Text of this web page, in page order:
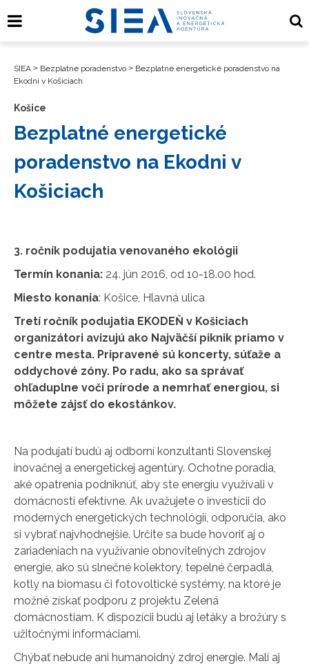
SIEA > Bezplatné poradenstvo > Bezplatné energetické poradenstvo na
Ekodni v Košiciach
Košice
Bezplatné energetické
poradenstvo na Ekodni v
Košiciach
3. ročník podujatia venovaného ekológii
Termín konania: 24. jún 2016, od 10-18.00 hod.
Miesto konania: Košice, Hlavná ulica
Tretí ročník podujatia EKODEŇ v Košiciach
organizátori avizujú ako Najväčší piknik priamo v
centre mesta. Pripravené sú koncerty, súťaže a
oddychové zóny. Po radu, ako sa správať
ohľaduplne voči prírode a nemrhať energiou, si
môžete zájsť do ekostánkov.
Na podujatí budú aj odborní konzultanti Slovenskej
inovačnej a energetickej agentúry. Ochotne poradia,
aké opatrenia podniknúť, aby ste energiu využívali v
domácnosti efektívne. Ak uvažujete o investícii do
moderných energetických technológií, odporučia, ako
si vybrať najvhodnejšie. Určite sa bude hovoriť aj o
zariadeniach na využívanie obnoviteľných zdrojov
energie, ako sú slnečné kolektory, tepelné čerpadlá,
kotly na biomasu či fotovoltické systémy, na ktoré je
možné získať podporu z projektu Zelená
domácnostiam. K dispozícii budú aj letáky a brožúry s
užitočnými informáciami.
Chýbať nebude ani humanoidný zdroj energie. Malí aj